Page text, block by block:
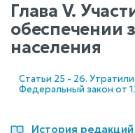
Глава V.
обеспечении
населения
Статьи 25 - 26.
Федеральный закон от
История редакций